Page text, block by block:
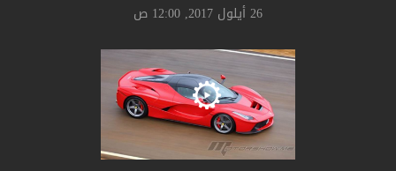
26 أيلول 2017, 12:00 ص